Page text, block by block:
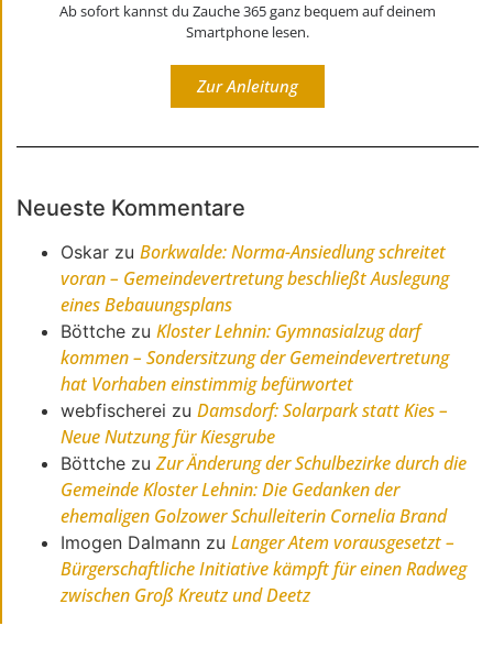
Ab sofort kannst du Zauche 365 ganz bequem auf deinem
Smartphone lesen.
Zur Anleitung
Neueste Kommentare
Oskar zuBorkwalde: Norma-Ansiedlung schreitet
voran – Gemeindevertretung beschließt Auslegung
eines Bebauungsplans
Böttche zuKloster Lehnin: Gymnasialzug darf
kommen – Sondersitzung der Gemeindevertretung
hat Vorhaben einstimmig befürwortet
webfischerei zuDamsdorf: Solarpark statt Kies –
Neue Nutzung für Kiesgrube
Böttche zuZur Änderung der Schulbezirke durch die
Gemeinde Kloster Lehnin: Die Gedanken der
ehemaligen Golzower Schulleiterin Cornelia Brand
Imogen Dalmann zuLanger Atem vorausgesetzt –
Bürgerschaftliche Initiative kämpft für einen Radweg
zwischen Groß Kreutz und Deetz